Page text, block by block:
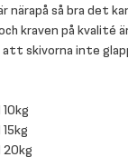
så bra det
kraven på
skivorna inte
20kg